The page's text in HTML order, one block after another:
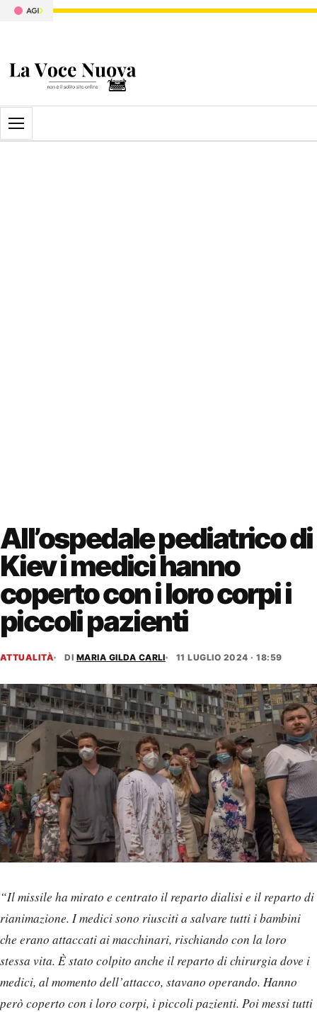
Apri il menu
All’ospedale pediatrico di
Kiev i medici hanno
coperto con i loro corpi i
piccoli pazienti
ATTUALITÀ DI MARIA GILDA CARLI 11 LUGLIO 2024 · 18:59
“Il missile ha mirato e centrato il reparto dialisi e il reparto di
rianimazione. I medici sono riusciti a salvare tutti i bambini
che erano attaccati ai macchinari, rischiando con la loro
stessa vita. È stato colpito anche il reparto di chirurgia dove i
medici, al momento dell’attacco, stavano operando. Hanno
però coperto con i loro corpi, i piccoli pazienti. Poi messi tutti